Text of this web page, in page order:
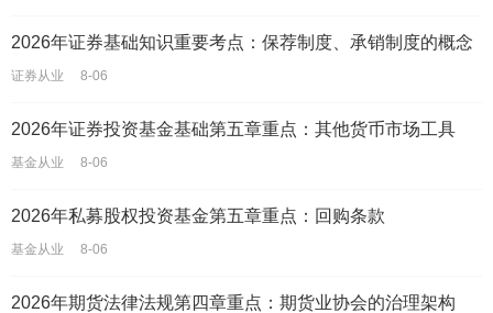
2026年证券基础知识重要考点：保荐制度、承销制度的概念
证券从业 8-06
2026年证券投资基金基础第五章重点：其他货币市场工具
基金从业 8-06
2026年私募股权投资基金第五章重点：回购条款
基金从业 8-06
2026年期货法律法规第四章重点：期货业协会的治理架构